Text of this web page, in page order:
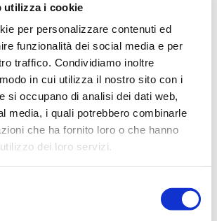
utilizza i cookie
per personalizzare contenuti ed
funzionalità dei social media e per
traffico. Condividiamo inoltre
in cui utilizza il nostro sito con i
si occupano di analisi dei dati web,
media, i quali potrebbero combinarle
che ha fornito loro o che hanno
dei loro servizi.
€
inclusa nel prezzo.
Prezzi a partire da34,00 €
Scopri di più
PROMO
FINO A -25%
PROMO
FINO A -25%